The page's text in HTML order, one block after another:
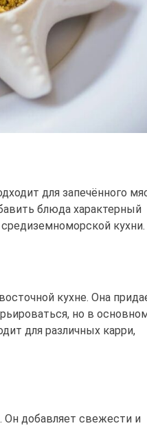
для запечённого
блюда характерный
кухни.
кухне. Она
но в
для различных карри,
Он добавляет свежести и